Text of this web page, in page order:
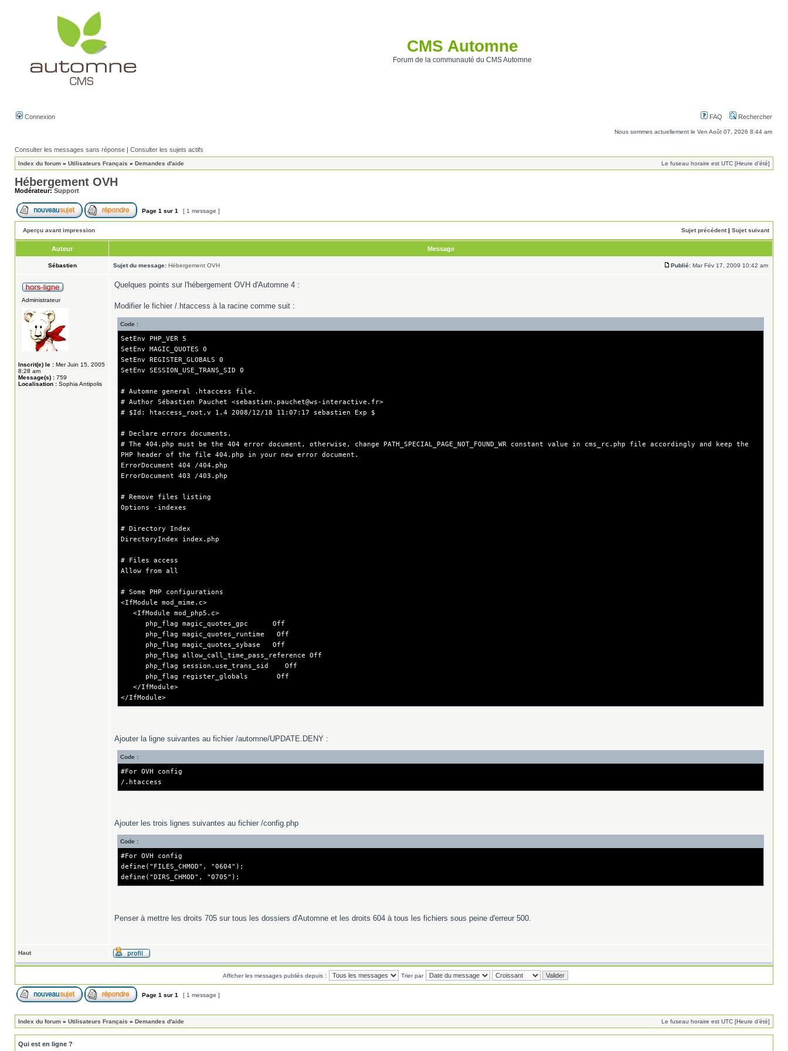
CMS Automne
Forum de la communauté du CMS Automne
Connexion FAQ Rechercher
Nous sommes actuellement le Ven Août 07, 2026 8:44 am
Consulter les messages sans réponse | Consulter les sujets actifs
Index du forum » Utilisateurs Français » Demandes d'aide Le fuseau horaire est UTC [Heure d’été]
Hébergement OVH
Modérateur:Support
Page 1 sur 1 [ 1 message ]
Aperçu avant impression Sujet précédent| Sujet suivant
Auteur Message
Sébastien Sujet du message: Hébergement OVH Publié: Mar Fév 17, 2009 10:42 am
Administrateur
Inscrit(e) le : Mer Juin 15, 2005
8:28 am
Message(s) : 759
Localisation : Sophia Antipolis
Quelques points sur l'hébergement OVH d'Automne 4 :
Modifier le fichier /.htaccess à la racine comme suit :
Code :
SetEnv PHP_VER 5
SetEnv MAGIC_QUOTES 0
SetEnv REGISTER_GLOBALS 0
SetEnv SESSION_USE_TRANS_SID 0
# Automne general .htaccess file.
# Author Sébastien Pauchet <sebastien.pauchet@ws-interactive.fr>
# $Id: htaccess_root,v 1.4 2008/12/18 11:07:17 sebastien Exp $
# Declare errors documents.
# The 404.php must be the 404 error document, otherwise, change PATH_SPECIAL_PAGE_NOT_FOUND_WR constant value in cms_rc.php file accordingly and keep the
PHP header of the file 404.php in your new error document.
ErrorDocument 404 /404.php
ErrorDocument 403 /403.php
# Remove files listing
Options -indexes
# Directory Index
DirectoryIndex index.php
# Files access
Allow from all
# Some PHP configurations
<IfModule mod_mime.c>
<IfModule mod_php5.c>
php_flag magic_quotes_gpc Off
php_flag magic_quotes_runtime Off
php_flag magic_quotes_sybase Off
php_flag allow_call_time_pass_reference Off
php_flag session.use_trans_sid Off
php_flag register_globals Off
</IfModule>
</IfModule>
Ajouter la ligne suivantes au fichier /automne/UPDATE.DENY :
Code :
#For OVH config
/.htaccess
Ajouter les trois lignes suivantes au fichier /config.php
Code :
#For OVH config
define("FILES_CHMOD", "0604");
define("DIRS_CHMOD", "0705");
Penser à mettre les droits 705 sur tous les dossiers d'Automne et les droits 604 à tous les fichiers sous peine d'erreur 500.
Haut
Afficher les messages publiés depuis : Trier par
Page 1 sur 1 [ 1 message ]
Index du forum » Utilisateurs Français » Demandes d'aide Le fuseau horaire est UTC [Heure d’été]
Qui est en ligne ?